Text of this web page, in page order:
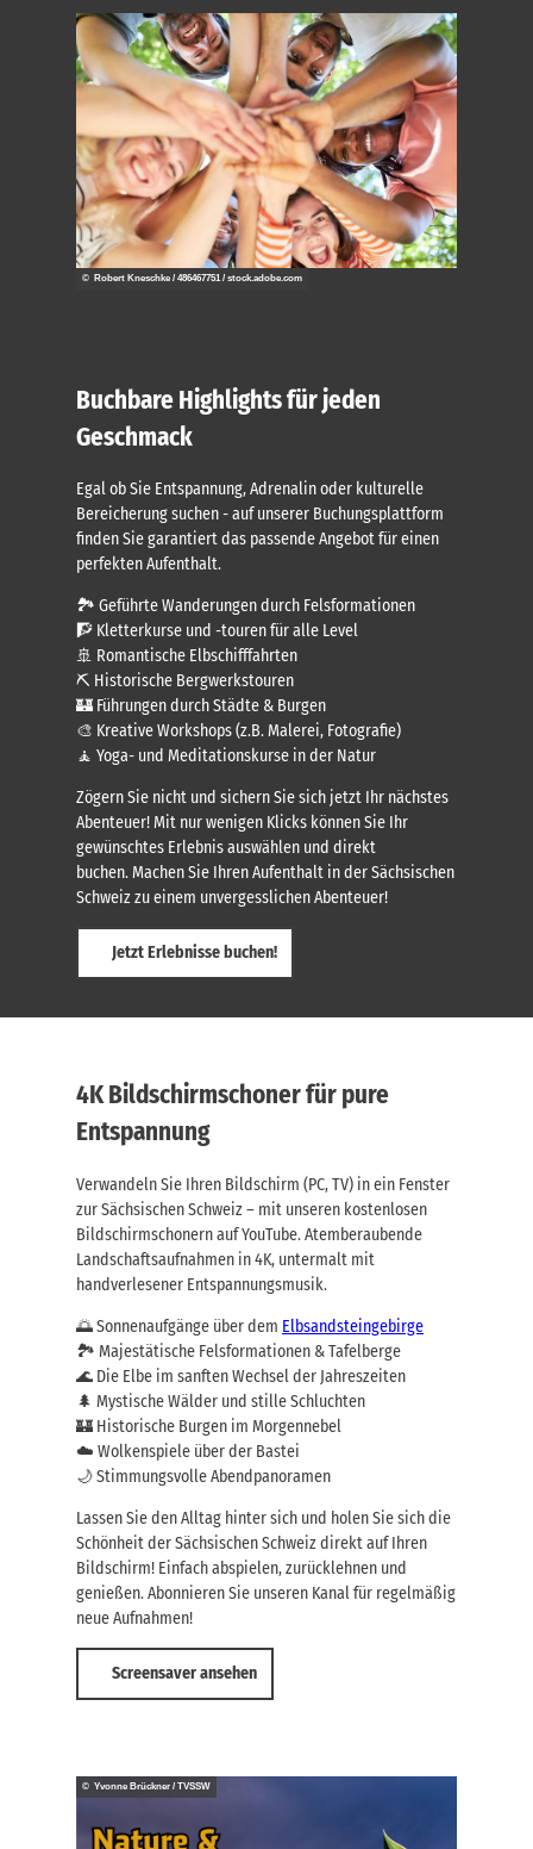
Buchbare Highlights für jeden
Geschmack
Egal ob Sie Entspannung, Adrenalin oder kulturelle
Bereicherung suchen - auf unserer Buchungsplattform
finden Sie garantiert das passende Angebot für einen
perfekten Aufenthalt.
🏞️ Geführte Wanderungen durch Felsformationen
🧗 Kletterkurse und -touren für alle Level
🚢 Romantische Elbschifffahrten
⛏️ Historische Bergwerkstouren
🏰 Führungen durch Städte & Burgen
🎨 Kreative Workshops (z.B. Malerei, Fotografie)
🧘 Yoga- und Meditationskurse in der Natur
Zögern Sie nicht und sichern Sie sich jetzt Ihr nächstes
Abenteuer! Mit nur wenigen Klicks können Sie Ihr
gewünschtes Erlebnis auswählen und direkt
buchen. Machen Sie Ihren Aufenthalt in der Sächsischen
Schweiz zu einem unvergesslichen Abenteuer!
Jetzt Erlebnisse buchen!
© Robert Kneschke / 486467751 / stock.adobe.com
© Yvonne Brückner / TVSSW
4K Bildschirmschoner für pure
Entspannung
Verwandeln Sie Ihren Bildschirm (PC, TV) in ein Fenster
zur Sächsischen Schweiz – mit unseren kostenlosen
Bildschirmschonern auf YouTube. Atemberaubende
Landschaftsaufnahmen in 4K, untermalt mit
handverlesener Entspannungsmusik.
🌅 Sonnenaufgänge über dem Elbsandsteingebirge
🏞️ Majestätische Felsformationen & Tafelberge
🌊 Die Elbe im sanften Wechsel der Jahreszeiten
🌲 Mystische Wälder und stille Schluchten
🏰 Historische Burgen im Morgennebel
☁️ Wolkenspiele über der Bastei
🌙 Stimmungsvolle Abendpanoramen
Lassen Sie den Alltag hinter sich und holen Sie sich die
Schönheit der Sächsischen Schweiz direkt auf Ihren
Bildschirm! Einfach abspielen, zurücklehnen und
genießen. Abonnieren Sie unseren Kanal für regelmäßig
neue Aufnahmen!
Screensaver ansehen